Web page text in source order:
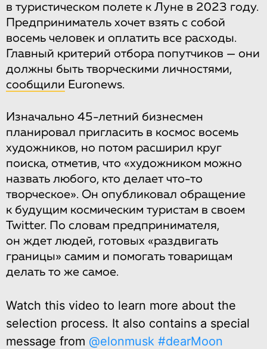
в туристическом полете к Луне в 2023 году.
Предприниматель хочет взять с собой
восемь человек и оплатить все расходы.
Главный критерий отбора попутчиков — они
должны быть творческими личностями,
сообщили Euronews.
Изначально 45-летний бизнесмен
планировал пригласить в космос восемь
художников, но потом расширил круг
поиска, отметив, что «художником можно
назвать любого, кто делает что-то
творческое». Он опубликовал обращение
к будущим космическим туристам в своем
Twitter. По словам предпринимателя,
он ждет людей, готовых «раздвигать
границы» самим и помогать товарищам
делать то же самое.
Watch this video to learn more about the
selection process. It also contains a special
message from @elonmusk #dearMoon